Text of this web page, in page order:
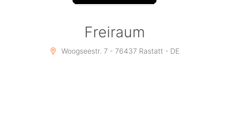
Freiraum
Woogseestr. 7 - 76437 Rastatt - DE